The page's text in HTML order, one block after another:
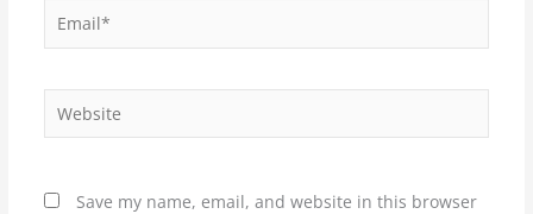
Email*
Website
Save my name, email, and website in this browser